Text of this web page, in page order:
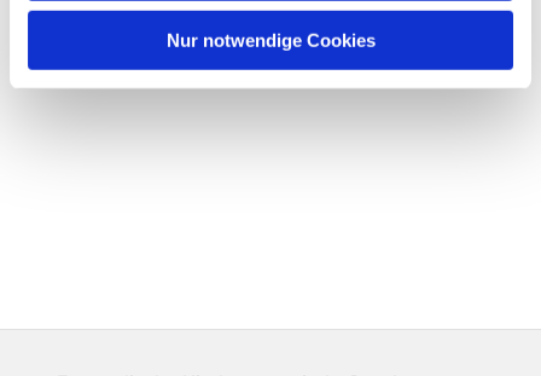
Nur notwendige Cookies